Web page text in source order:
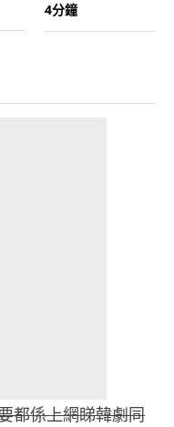
4分鐘
都係上網睇韓劇同